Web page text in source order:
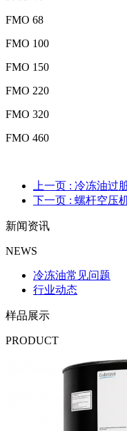
FMO 68
FMO 100
FMO 150
FMO 220
FMO 320
FMO 460
上一页 : 冷冻油过
下一页 : 螺杆空压
新闻资讯
NEWS
冷冻油常见问题
行业动态
样品展示
PRODUCT